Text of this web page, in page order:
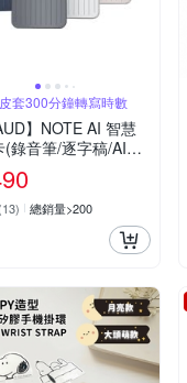
套300分鐘轉寫時數
】NOTE AI 智慧
(錄音筆/逐字稿/AI會
/電話錄音)
(13) 總銷量>200